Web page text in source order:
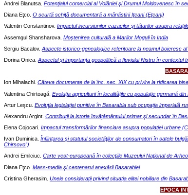
Andrei Blanutsa. Potenţialul comercial al Volâniei şi Drumul Moldovenesc în
Diana Eţco. O scurtă schiţă documentară a mănăstirii Iţcani (Eţcani)
Valentin Constantinov. Impactul incursiunilor cazacilor şi tătarilor asupra
Assemgul Shansharova. Moştenirea culturală a Marilor Moguli în India
Sergiu Bacalov. Aspecte istorico-genealogice referitoare la neamul boieresc
Dorina Onica. Aspectul şi importanţa geopolitică a fluviului Nistru în contextul
BASARA
Ion Mihalachi. Câteva documente de la înc. sec. XIX cu privire la ridicarea
Valentina Chirtoagă. Evoluţia agriculturii în localităţile cu populaţie germană
Artur Leşcu. Evoluţia legislaţiei punitive în Basarabia sub ocupaţia imperială
Alexandru Argint. Contribuţii la istoria învăţământului primar şi secundar în
Elena Cojocari. Impactul transformărilor financiare asupra populaţiei urbane
Ivan Duminica.Înfiinţarea şi statutul societăţilor de consumatori în satele
Chirsovo”)
Andrei Emilciuc. Carte vest-europeană în colecţiile Muzeului Naţional de
Diana Eţco. Mass-media şi centenarul anexării Basarabiei
Cristina Gherasim. Unele consideraţii privind situaţia elitei nobiliare din
EPOCA